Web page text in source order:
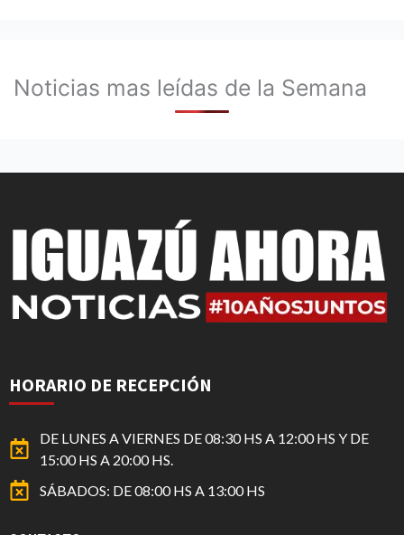
Noticias mas leídas de la Semana
HORARIO DE RECEPCIÓN
DE LUNES A VIERNES DE 08:30 HS A 12:00 HS Y DE
15:00 HS A 20:00 HS.
SÁBADOS: DE 08:00 HS A 13:00 HS